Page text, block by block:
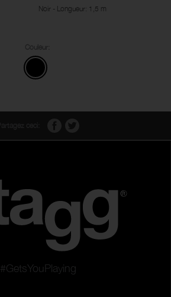
Noir - Longueur: 1,5 m
#GetsYouPlaying